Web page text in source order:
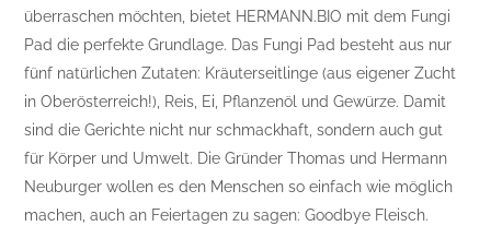
überraschen möchten, bietet HERMANN.BIO mit dem Fungi
Pad die perfekte Grundlage. Das Fungi Pad besteht aus nur
fünf natürlichen Zutaten: Kräuterseitlinge (aus eigener Zucht
in Oberösterreich!), Reis, Ei, Pflanzenöl und Gewürze. Damit
sind die Gerichte nicht nur schmackhaft, sondern auch gut
für Körper und Umwelt. Die Gründer Thomas und Hermann
Neuburger wollen es den Menschen so einfach wie möglich
machen, auch an Feiertagen zu sagen: Goodbye Fleisch.